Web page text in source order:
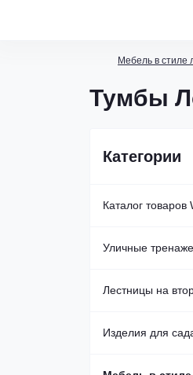
Мебель в стиле
Тумбы
Категории
Каталог
Уличные
Уличные
Уличные брусья
Лестницы на
Каркас лестницы
Изделия для